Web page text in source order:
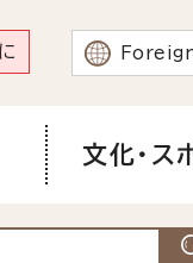
文化・ス